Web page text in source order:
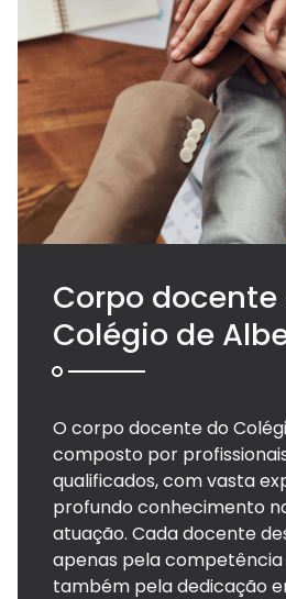
História
Tabela de
Viver as férias
Perguntas
Jornal
Corpo docente
Colégio de
O corpo docente do
composto por
qualificados, com vasta
profundo conhecimento
atuação. Cada docente
apenas pela
também pela dedicação